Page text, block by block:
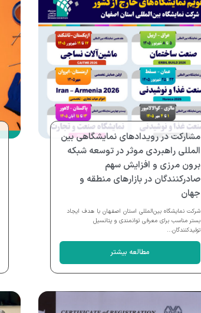
مشارکت در رویدادهای نمایشگاهی بین
المللی راهبردی موثر در توسعه شبکه
برون مرزی و افزایش سهم
صادرکنندگان در بازارهای منطقه و
جهان
شرکت نمایشگاه بین‌المللی استان اصفهان با هدف ایجاد
بستر مناسب برای معرفی توانمندی و پتانسیل
تولیدکنندگان...
مطالعه بیشتر